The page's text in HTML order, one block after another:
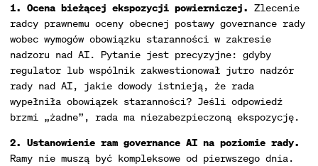
1. Ocena bieżącej ekspozycji powierniczej. Zlecenie
radcy prawnemu oceny obecnej postawy governance rady
wobec wymogów obowiązku staranności w zakresie
nadzoru nad AI. Pytanie jest precyzyjne: gdyby
regulator lub wspólnik zakwestionował jutro nadzór
rady nad AI, jakie dowody istnieją, że rada
wypełniła obowiązek staranności? Jeśli odpowiedź
brzmi „żadne”, rada ma niezabezpieczoną ekspozycję.
2. Ustanowienie ram governance AI na poziomie rady.
Ramy nie muszą być kompleksowe od pierwszego dnia.